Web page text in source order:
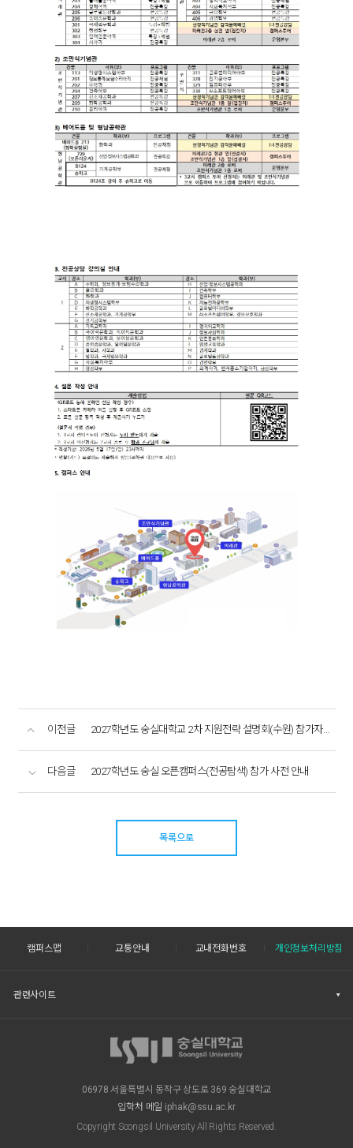
이전글 2027학년도 숭실대학교 2차 지원전략 설명회(수원) 참가자 안내사항
다음글 2027학년도 숭실 오픈캠퍼스(전공탐색) 참가 사전 안내
목록으로
캠퍼스맵 교통안내 교내전화번호 개인정보처리방침
관련사이트
06978 서울특별시 동작구 상도로 369 숭실대학교
입학처 메일 iphak@ssu.ac.kr
Copyright Soongsil University All Rights Reserved.